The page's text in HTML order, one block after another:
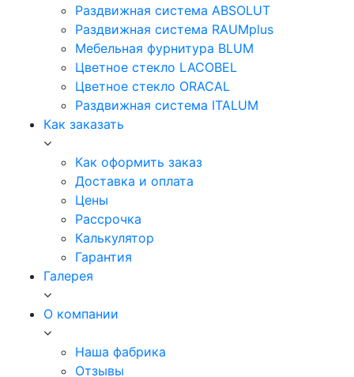
Раздвижная система ABSOLUT
Раздвижная система RAUMplus
Мебельная фурнитура BLUM
Цветное стекло LACOBEL
Цветное стекло ORACAL
Раздвижная система ITALUM
Как заказать
Как оформить заказ
Доставка и оплата
Цены
Рассрочка
Калькулятор
Гарантия
Галерея
О компании
Наша фабрика
Отзывы